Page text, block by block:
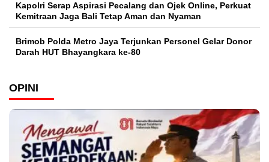
Kapolri Serap Aspirasi Pecalang dan Ojek Online, Perkuat
Kemitraan Jaga Bali Tetap Aman dan Nyaman
Brimob Polda Metro Jaya Terjunkan Personel Gelar Donor
Darah HUT Bhayangkara ke-80
OPINI